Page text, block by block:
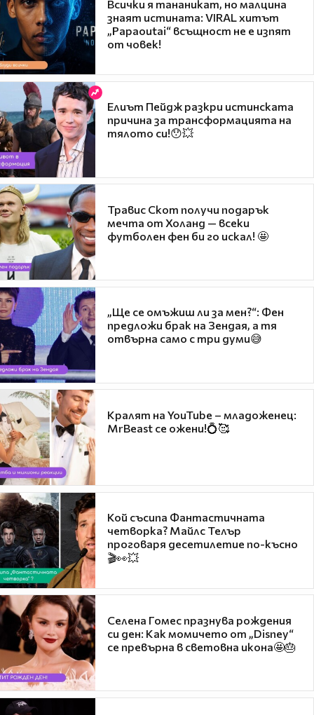
Всички я тананикат, но малцина
знаят истината: VIRAL хитът
„Papaoutai“ всъщност не е изпят
от човек!
Елиът Пейдж разкри истинската
причина за трансформацията на
тялото си!😯💥
Травис Скот получи подарък
мечта от Холанд — всеки
футболен фен би го искал! 🤩
„Ще се омъжиш ли за мен?“: Фен
предложи брак на Зендая, а тя
отвърна само с три думи😅
Кралят на YouTube – младоженец:
MrBeast се ожени!💍🥰
Кой съсипа Фантастичната
четворка? Майлс Телър
проговаря десетилетие по-късно
🎬👀💥
Селена Гомес празнува рождения
си ден: Как момичето от „Disney“
се превърна в световна икона🤩🎂